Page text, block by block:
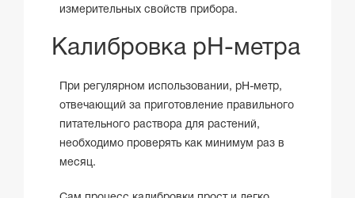
измерительных свойств прибора.
Калибровка pH-метра
При регулярном использовании, pH-метр,
отвечающий за приготовление правильного
питательного раствора для растений,
необходимо проверять как минимум раз в
месяц.